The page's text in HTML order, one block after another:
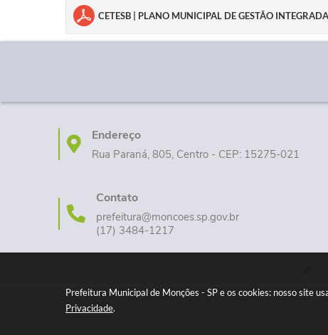
Prefeitura Municipal de Monções - SP e os cookies: nosso site
Privacidade.
CETESB | PLANO MUNICIPAL DE GESTÃO
Endereço
Rua Paraná, 805, Centro - CEP: 15275-021
Contato
prefeitura@moncoes.sp.gov.br
(17) 3484-1217